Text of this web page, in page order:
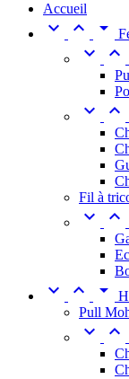
Accueil
  
 
 
Fil à
 
  
Pull
 